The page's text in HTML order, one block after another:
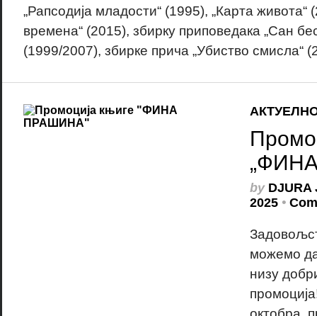
„Рапсодија младости“ (1995), „Карта живота“
времена“ (2015), збирку приповедака „Сан
(1999/2007), збирке прича „Убиство смисла“
by DJURA
2025 •
можемо да
низу